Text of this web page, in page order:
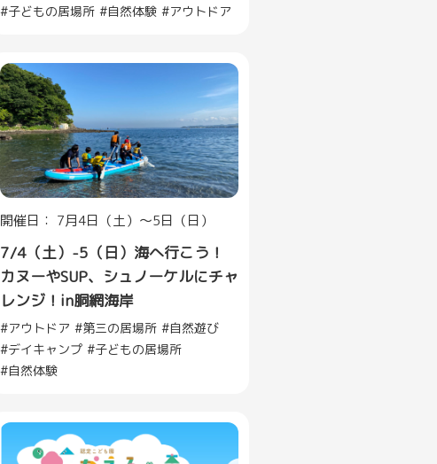
子どもの居場所
自然体験 アウトドア
開催日： 7月4日（土）～5日（日）
7/4（土）-5（日）海へ行こう！
カヌーやSUP、シュノーケルにチャ
レンジ！in胴網海岸
アウトドア 第三の居場所
自然遊び
デイキャンプ
子どもの居場所
自然体験